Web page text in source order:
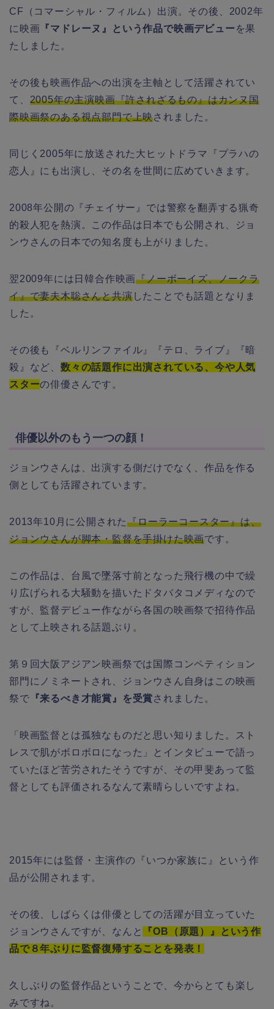
CF（コマーシャル・フィルム）出演。その後、2002年
に映画 『マドレーヌ』という作品で映画デビュー を果
たしました。
その後も映画作品への出演を主軸として活躍されてい
て、 2005年の主演映画『許されざるもの』はカンヌ国
際映画祭のある視点部門で上映されました。
同じく2005年に放送された大ヒットドラマ『プラハの
恋人』にも出演し、その名を世間に広めていきます。
2008年公開の『チェイサー』では警察を翻弄する猟奇
的殺人犯を熱演。この作品は日本でも公開され、ジョ
ンウさんの日本での知名度も上がりました。
翌2009年には日韓合作映画『ノーボーイズ、ノークラ
イ』で妻夫木聡さんと共演したことでも話題となりま
した。
その後も『ベルリンファイル』『テロ、ライブ』『暗
殺』など、 数々の話題作に出演されている、今や人気
スターの俳優さんです。
俳優以外のもう一つの顔！
ジョンウさんは、出演する側だけでなく、作品を作る
側としても活躍されています。
2013年10月に公開された『ローラーコースター』は、
ジョンウさんが脚本・監督を手掛けた映画です。
この作品は、台風で墜落寸前となった飛行機の中で繰
り広げられる大騒動を描いたドタバタコメディなので
すが、監督デビュー作ながら各国の映画祭で招待作品
として上映される話題ぶり。
第９回大阪アジアン映画祭では国際コンペティション
部門にノミネートされ、ジョンウさん自身はこの映画
祭で 『来るべき才能賞』を受賞されました。
「映画監督とは孤独なものだと思い知りました。スト
レスで肌がボロボロになった」とインタビューで語っ
ていたほど苦労されたそうですが、その甲斐あって監
督としても評価されるなんて素晴らしいですよね。
2015年には監督・主演作の『いつか家族に』という作
品が公開されます。
その後、しばらくは俳優としての活躍が目立っていた
ジョンウさんですが、なんと
『OB（原題）』という作
品で８年ぶりに監督復帰することを発表！
久しぶりの監督作品ということで、今からとても楽し
みですね。